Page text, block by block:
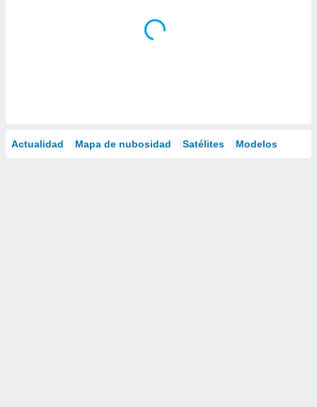
Actualidad Mapa de nubosidad Satélites Modelos